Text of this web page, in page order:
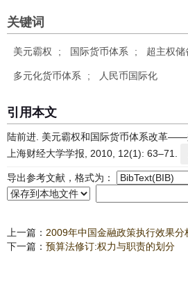
关键词
美元霸权 ; 国际货币体系 ; 超主权储
多元化货币体系 ; 人民币国际化
引用本文
陆前进. 美元霸权和国际货币体系改革——
上海财经大学学报, 2010, 12(1): 63–71.
导出参考文献，格式为：
上一篇： 2009年中国金融政策执行效果分
下一篇： 预算法修订:权力与职责的划分